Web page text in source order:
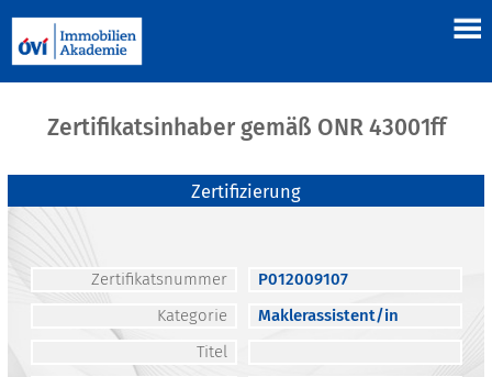
Zertifikatsinhaber gemäß ONR 43001ff
Zertifizierung
Zertifikatsnummer
P012009107
Kategorie
Maklerassistent/in
Titel